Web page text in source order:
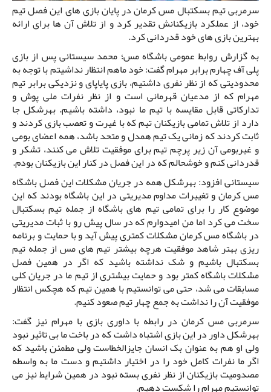
سرمربی تیم بسکتبال مس کرمان در پایان بازی های این فصل تیم
خود، از عملکرد بازیکنانش تقدیر کرد و از تلاش آن ها برای ارائه
بهترین بازی های خود قدردانی کرد.
به گزارش روابط عمومی باشگاه مس؛ محمد سیستانی پس از بازی
پلی آف چهارم برابر مهرام گفت: خود ماهم انتظار نداشیتم با توجه به
محدودیتی که از نظر نفری داشتیم، بازی پایاپای و نزدیکی برابر تیم
مهرام که از مدعیان قهرمانی است و از نظر نفرات ملی پوش و
تدارکاتی قابل مقایسه با تیم ما نبود، داشته باشیم. بهرشکل جا
دارد از تلاش تمامی بازیکنان تیم که با غیرت و تعصب بازی کردند و
ثابت کردند که زمانی یک تیم همدل و متحد باشد، همه اعضای بومی
و غیربومی آن زیر پرچم تیم برای موفقیت تلاش می کنند، تشکر و
قدردانی کنم و خوشحالم که در این فصل در کنار این بازیکنان بودم.
سیستانی افزود: بهرشکل همه در جریان مشکلات این فصل باشگاه
مس کرمان و تغییرات مداوم مدیریتی در این باشگاه بودند که این
موضوع کار را برای تمامی تیم های باشگاه از جمله تیم بسکتبال
سخت می کرد اما من امیدوارم که در سال پیش رو با ثبات مدیریتی
در باشگاه مس کرمان مشکلات کمتری پیش آید و با حمایت و برنامه
ریزی بهتر شاهد موفقیت هرچه بیشتر تیم های مس از جمله تیم
بسکتبال باشیم و شک نداشته باشید که اگر در همین فصل
مشکلات باشگاه کمتر بود و حمایت بیشتری از تیم ما در جریان کلی
مسابقات می شد، حتی می توانستیم با همین تیم که هچکس انتظار
موفقیت آن را نداشت به جمع چهار تیم صعود کنیم.
سرمربی مس کرمان در رابطه با داوری بازی با مهرام نیز گفت:
بهرشکل داور در این بازی اشتباه داشت که در باخت ما بی تاثیر نبود
ولی او هم به عنوان بک انسان جایزالخطاست ولی مطمئن باشید که
اگر ما نفرات کامل خود را در اختیار داشتیم و دست ما به واسطه
مصدومیت بازیکنان از نظر نفری بسته نبود در همین شرایط نیز می
توانستیم مهرام را شکست دهیم.